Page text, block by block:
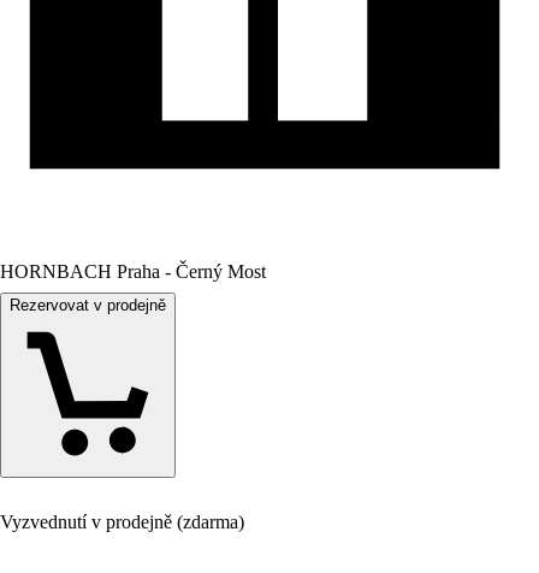
HORNBACH Praha - Černý Most
Rezervovat v prodejně
Vyzvednutí v prodejně (zdarma)